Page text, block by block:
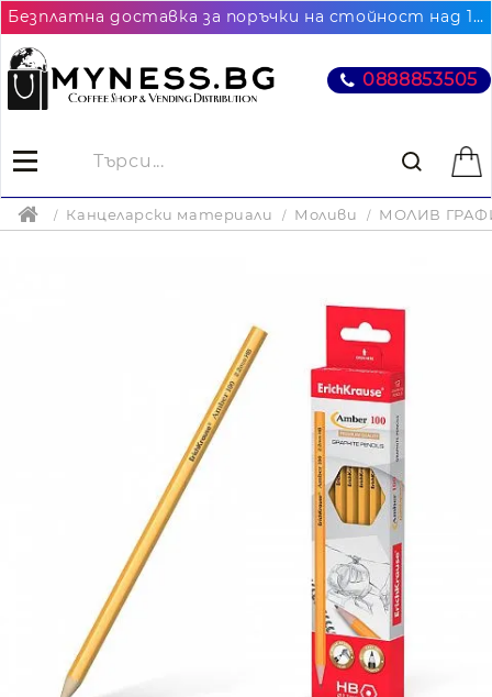
Безплатна доставка за поръчки на стойност над 102.26€ / 200лв. до най-близкия до Вас офис на Еконт
0888853505
Канцеларски материали Моливи МОЛИВ